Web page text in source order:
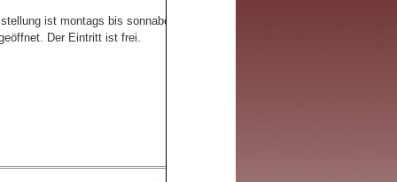
ist montags bis sonnabends von 10 bis 22 Uhr und sonntags von 14
Der Eintritt ist frei.